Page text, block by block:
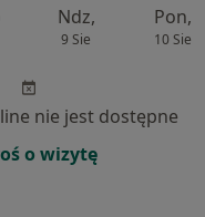
Ndz,
9 Sie
Pon,
10 Sie
nie jest dostępne
o wizytę